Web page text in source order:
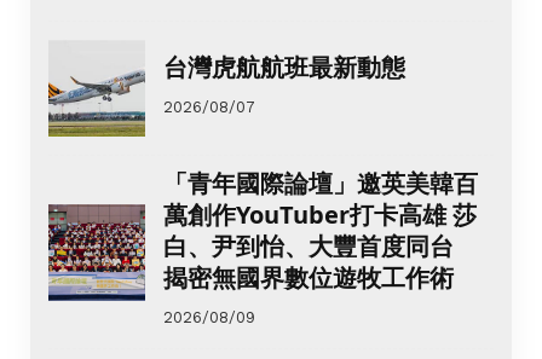
台灣虎航航班最新動態
2026/08/07
「青年國際論壇」邀英美韓百
萬創作YouTuber打卡高雄 莎
白、尹到怡、大豐首度同台
揭密無國界數位遊牧工作術
2026/08/09